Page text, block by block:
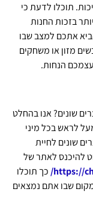
תוכלו לדעת כי
בזכות החנות
אתכם למצב שבו
מזון או משחקים
הנחות.
שונים? אנו בהחלט
לראש בכל מיני
שונים לחיית
להיכנס לאתר של
https:// כך תוכלו
שבו אתם נמצאים